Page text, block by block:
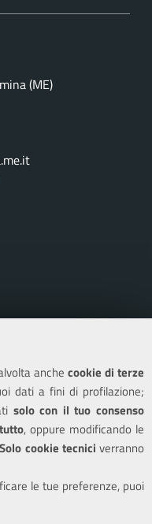
anche cookie di terze
dati a fini di profilazione;
solo con il tuo consenso
, oppure modificando le
Solo cookie tecnici verranno
le tue preferenze, puoi
(ME)